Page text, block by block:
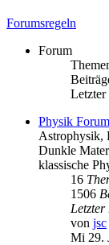
Forumsregeln
Forum
Letzter
Physik Forum
Astrophysik,
Dunkle
klassische
16
1506
von jsc
Mi 29.